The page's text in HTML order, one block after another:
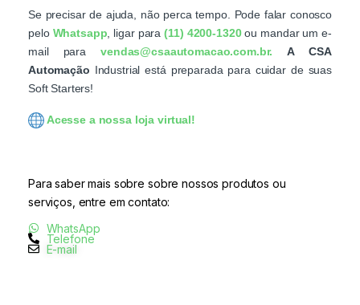
Se precisar de ajuda, não perca tempo. Pode falar conosco
pelo Whatsapp , ligar para(11) 4200-1320ou mandar um e-
mail paravendas@csaautomacao.com.br.
A CSA
Automação Industrial está preparada para cuidar de suas
Soft Starters!
Acesse a nossa lojavirtual!
Para saber mais sobre sobre nossos produtos ou
serviços, entre em contato:
WhatsApp
Telefone
E-mail